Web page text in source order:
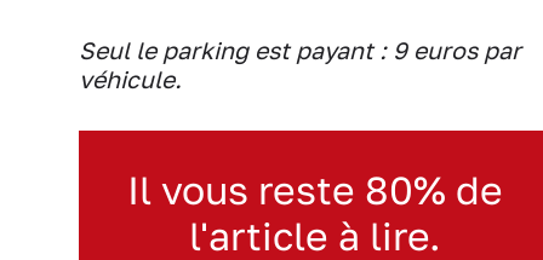
Seul le parking est payant : 9 euros par
véhicule.
Il vous reste 80% de
l'article à lire.